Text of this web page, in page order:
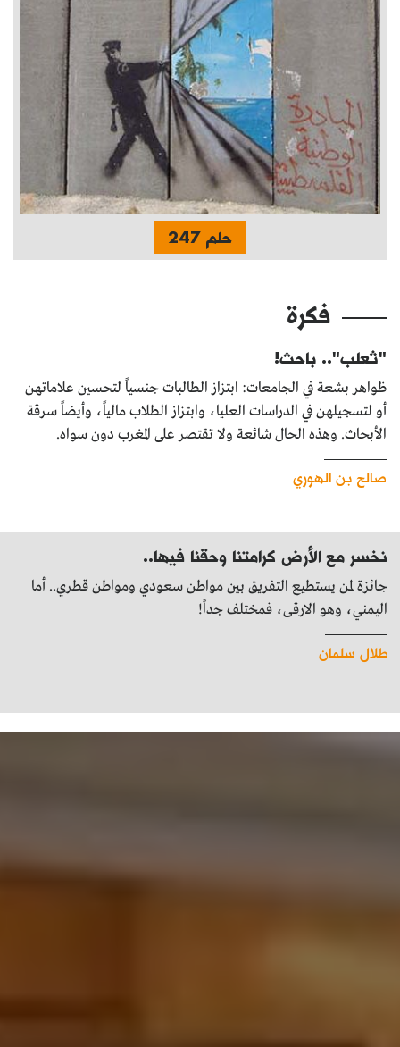
حلم 247
فكرة
"ثعلب".. باحث!
ظواهر بشعة في الجامعات: ابتزاز الطالبات جنسياً لتحسين علاماتهن
أو لتسجيلهن في الدراسات العليا، وابتزاز الطلاب مالياً، وأيضاً سرقة
الأبحاث. وهذه الحال شائعة ولا تقتصر على المغرب دون سواه.
صالح بن الهوري
نخسر مع الأرض كرامتنا وحقنا فيها..
جائزة لمن يستطيع التفريق بين مواطن سعودي ومواطن قطري.. أما
اليمني، وهو الارقى، فمختلف جداً!
طلال سلمان